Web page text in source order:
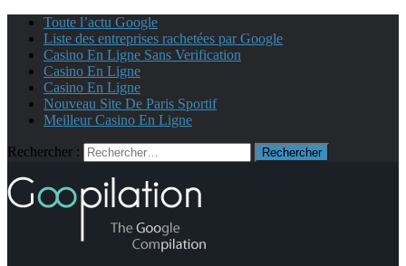
Toute l’actu Google
Liste des entreprises rachetées par Google
Casino En Ligne Sans Verification
Casino En Ligne
Casino En Ligne
Nouveau Site De Paris Sportif
Meilleur Casino En Ligne
Rechercher :